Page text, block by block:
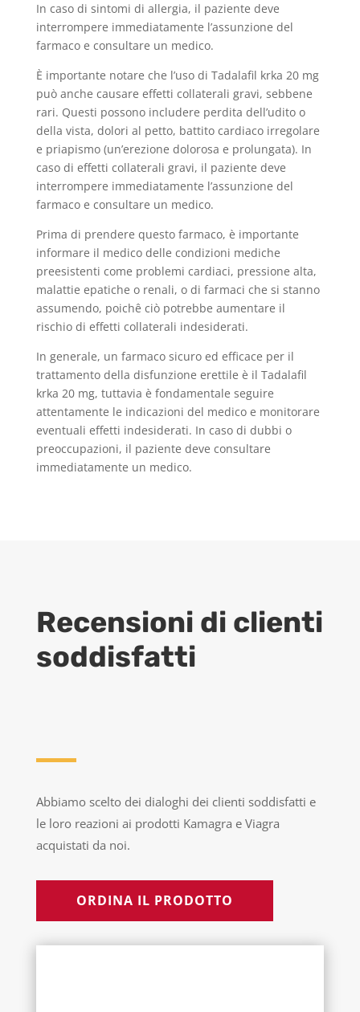
In caso di sintomi di allergia, il paziente deve
interrompere immediatamente l’assunzione del
farmaco e consultare un medico.
È importante notare che l’uso di Tadalafil krka 20 mg
può anche causare effetti collaterali gravi, sebbene
rari. Questi possono includere perdita dell’udito o
della vista, dolori al petto, battito cardiaco irregolare
e priapismo (un’erezione dolorosa e prolungata). In
caso di effetti collaterali gravi, il paziente deve
interrompere immediatamente l’assunzione del
farmaco e consultare un medico.
Prima di prendere questo farmaco, è importante
informare il medico delle condizioni mediche
preesistenti come problemi cardiaci, pressione alta,
malattie epatiche o renali, o di farmaci che si stanno
assumendo, poichê ciò potrebbe aumentare il
rischio di effetti collaterali indesiderati.
In generale, un farmaco sicuro ed efficace per il
trattamento della disfunzione erettile è il Tadalafil
krka 20 mg, tuttavia è fondamentale seguire
attentamente le indicazioni del medico e monitorare
eventuali effetti indesiderati. In caso di dubbi o
preoccupazioni, il paziente deve consultare
immediatamente un medico.
Recensioni di clienti
soddisfatti
Abbiamo scelto dei dialoghi dei clienti soddisfatti e
le loro reazioni ai prodotti Kamagra e Viagra
acquistati da noi.
ORDINA IL PRODOTTO